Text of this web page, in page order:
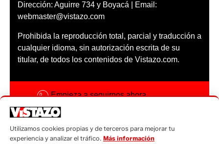
Dirección: Aguirre 734 y Boyacá | Email:
webmaster@vistazo.com
Prohibida la reproducción total, parcial y traducción a
cualquier idioma, sin autorización escrita de su
titular, de todos los contenidos de Vistazo.com.
Empieza a seguirnos ahora
Código ética
Utilizamos cookies propias y de terceros para mejorar tu
experiencia y analizar el tráfico. Más información